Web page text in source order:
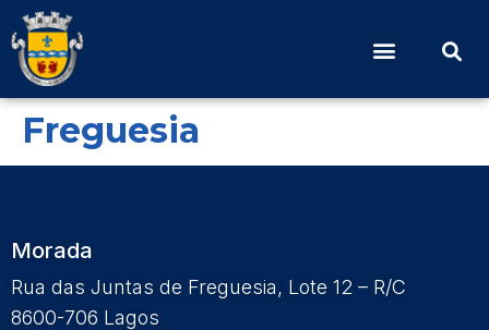
Edital – Instalação da
Assembleia de
Freguesia
Morada
Rua das Juntas de Freguesia, Lote 12 – R/C
8600-706 Lagos